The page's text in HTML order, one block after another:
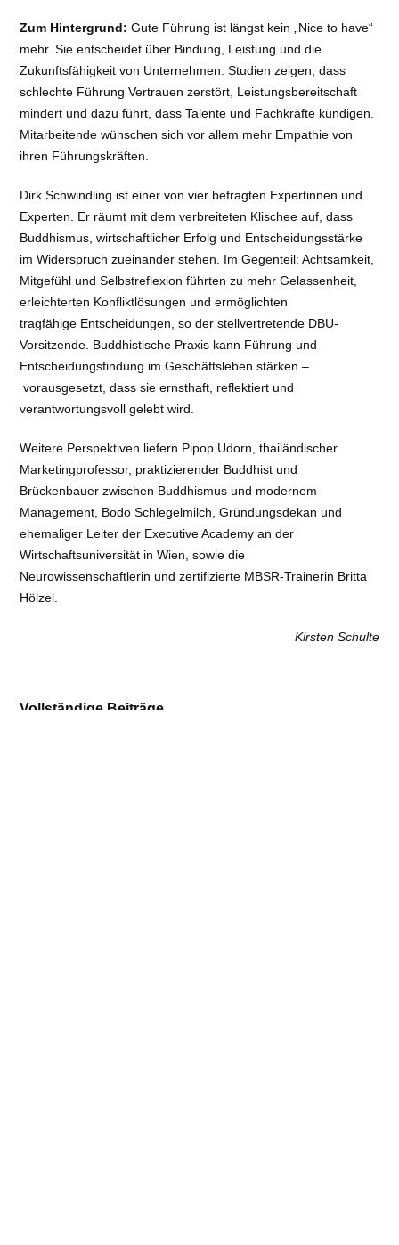
Zum Hintergrund: Gute Führung ist längst kein „Nice to have“
mehr. Sie entscheidet über Bindung, Leistung und die
Zukunftsfähigkeit von Unternehmen. Studien zeigen, dass
schlechte Führung Vertrauen zerstört, Leistungsbereitschaft
mindert und dazu führt, dass Talente und Fachkräfte kündigen.
Mitarbeitende wünschen sich vor allem mehr Empathie von
ihren Führungskräften.
Dirk Schwindling ist einer von vier befragten Expertinnen und
Experten. Er räumt mit dem verbreiteten Klischee auf, dass
Buddhismus, wirtschaftlicher Erfolg und Entscheidungsstärke
im Widerspruch zueinander stehen. Im Gegenteil: Achtsamkeit,
Mitgefühl und Selbstreflexion führten zu mehr Gelassenheit,
erleichterten Konfliktlösungen und ermöglichten
tragfähige Entscheidungen, so der stellvertretende DBU-
Vorsitzende. Buddhistische Praxis kann Führung und
Entscheidungsfindung im Geschäftsleben stärken –
vorausgesetzt, dass sie ernsthaft, reflektiert und
verantwortungsvoll gelebt wird.
Weitere Perspektiven liefern Pipop Udorn, thailändischer
Marketingprofessor, praktizierender Buddhist und
Brückenbauer zwischen Buddhismus und modernem
Management, Bodo Schlegelmilch, Gründungsdekan und
ehemaliger Leiter der Executive Academy an der
Wirtschaftsuniversität in Wien, sowie die
Neurowissenschaftlerin und zertifizierte MBSR-Trainerin Britta
Hölzel.
Kirsten Schulte
Vollständige Beiträge